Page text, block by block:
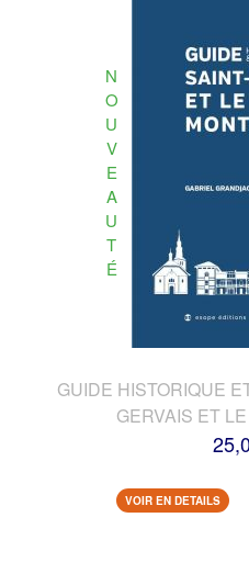
N
O
U
V
E
A
U
T
É
GUIDE HISTORIQUE
GERVAIS ET
VOIR EN DETAILS